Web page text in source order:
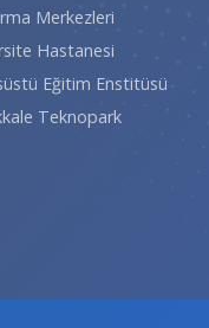
Merkezleri
Hastanesi
Eğitim Enstitüsü
Teknopark